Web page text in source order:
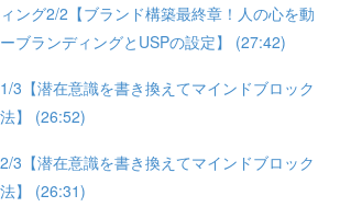
ング2/2【ブランド構築最終章！人の心を動
ブランディングとUSPの設定】 (27:42)
3【潜在意識を書き換えてマインドブロック
】 (26:52)
3【潜在意識を書き換えてマインドブロック
】 (26:31)